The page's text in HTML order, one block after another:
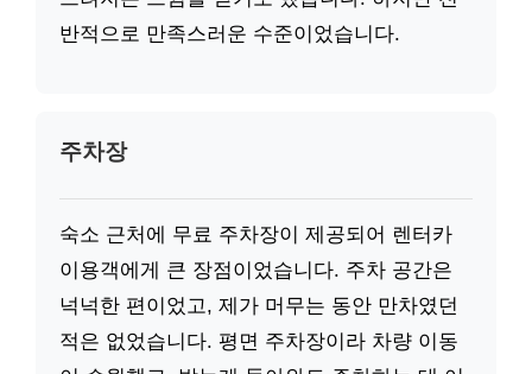
반적으로 만족스러운 수준이었습니다.
주차장
숙소 근처에 무료 주차장이 제공되어 렌터카
이용객에게 큰 장점이었습니다. 주차 공간은
넉넉한 편이었고, 제가 머무는 동안 만차였던
적은 없었습니다. 평면 주차장이라 차량 이동